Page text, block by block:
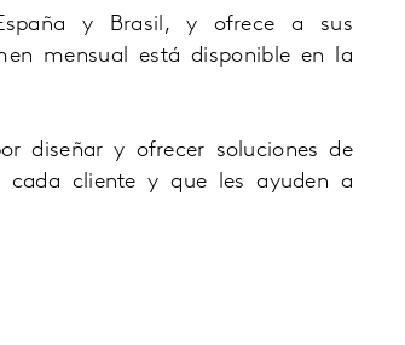
y Brasil, y ofrece a sus
mensual está disponible en la
diseñar y ofrecer soluciones de
cada cliente y que les ayuden a